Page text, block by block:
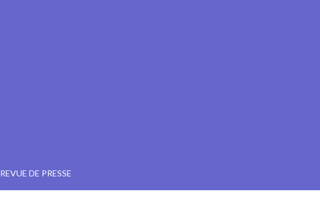
REVUE DE PRESSE